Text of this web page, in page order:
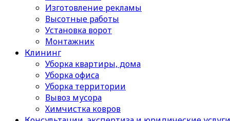
Изготовление рекламы
Высотные работы
Установка ворот
Монтажник
Клининг
Уборка квартиры, дома
Уборка офиса
Уборка территории
Вывоз мусора
Химчистка ковров